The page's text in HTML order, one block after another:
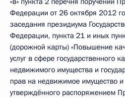
Федерации от 26 октября 2012
заседания президиума
Федерации, пункта 21 и иных
(дорожной карты) «Повышение
услуг в сфере государственного
недвижимого имущества и
прав на недвижимое имущество и
утверждённого распоряжением